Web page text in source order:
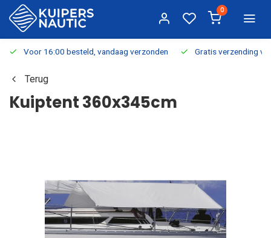
0
Voor 16:00 besteld, vandaag verzonden Gratis verzending
Terug
Kuiptent 360x345cm